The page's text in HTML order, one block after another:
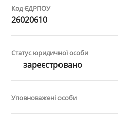
Код ЄДРПОУ
26020610
Статус юридичної особи
зареєстровано
Уповноважені особи